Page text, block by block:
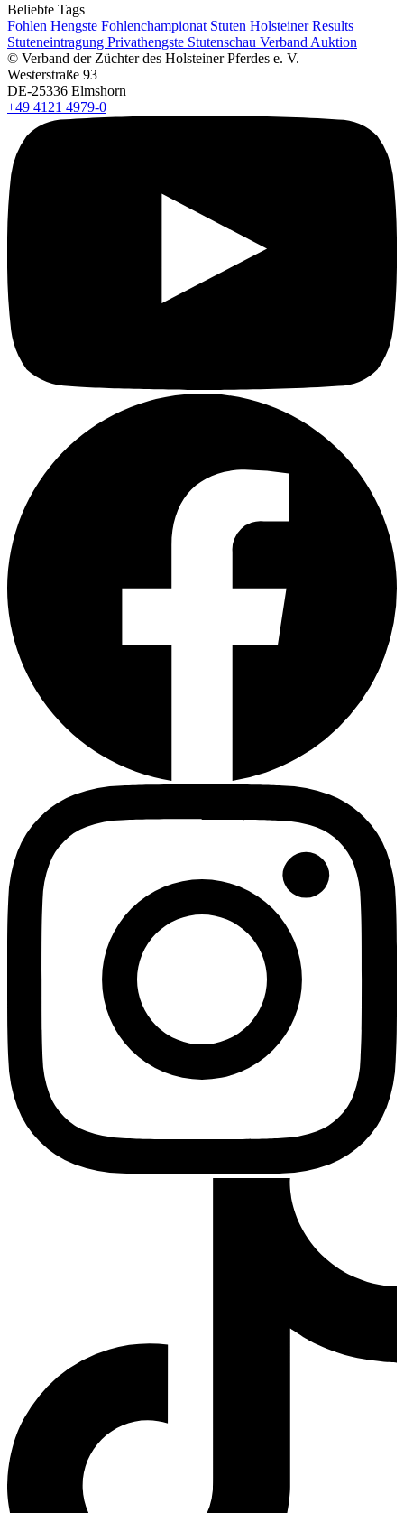
Beliebte Tags
Fohlen Hengste Fohlenchampionat Stuten Holsteiner Results
Stuteneintragung Privathengste Stutenschau Verband Auktion
© Verband der Züchter des Holsteiner Pferdes e. V.
Westerstraße 93
DE-25336 Elmshorn
+49 4121 4979-0